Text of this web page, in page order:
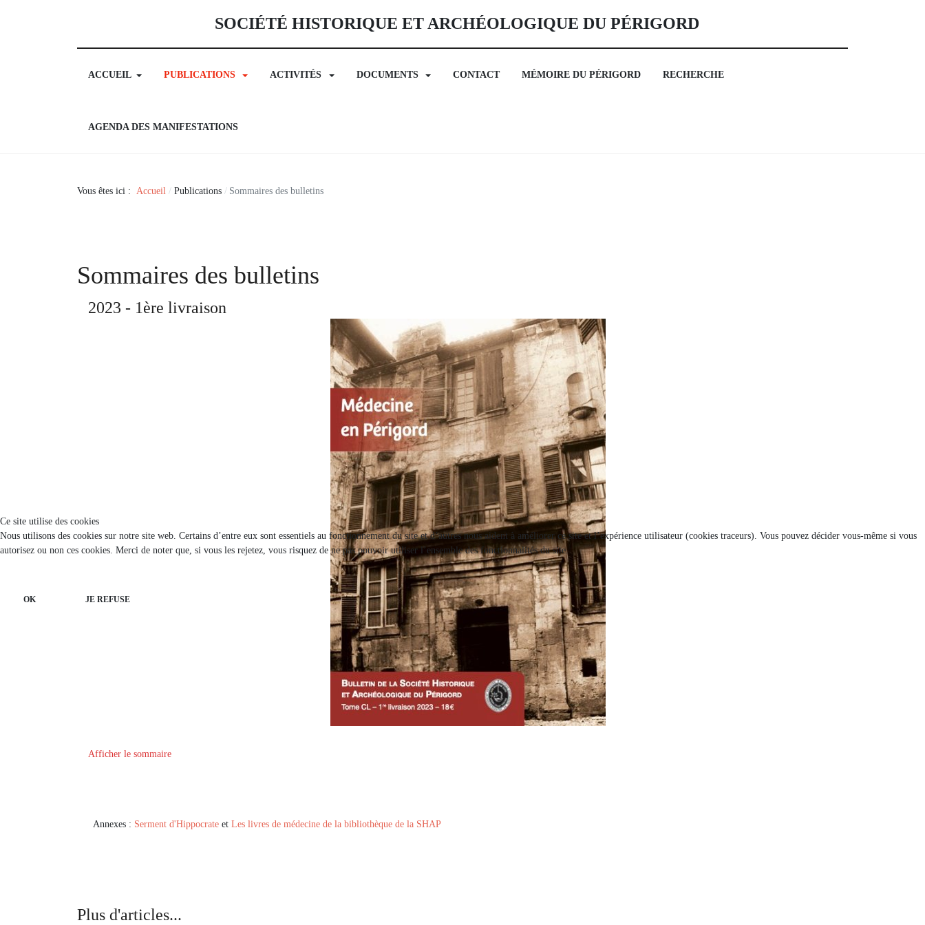
SOCIÉTÉ HISTORIQUE ET ARCHÉOLOGIQUE DU PÉRIGORD
ACCUEIL PUBLICATIONS ACTIVITÉS DOCUMENTS CONTACT MÉMOIRE DU PÉRIGORD RECHERCHE
AGENDA DES MANIFESTATIONS
Vous êtes ici : Accueil Publications Sommaires des bulletins
Sommaires des bulletins
2023 - 1ère livraison
Afficher le sommaire
Annexes : Serment d'Hippocrate et Les livres de médecine de la bibliothèque de la SHAP
Plus d'articles...
Ce site utilise des cookies
Nous utilisons des cookies sur notre site web. Certains d’entre eux sont essentiels au fonctionnement du site et d’autres nous aident à améliorer ce site et l’expérience utilisateur (cookies traceurs). Vous pouvez décider vous-même si vous
autorisez ou non ces cookies. Merci de noter que, si vous les rejetez, vous risquez de ne pas pouvoir utiliser l’ensemble des fonctionnalités du site.
OK JE REFUSE